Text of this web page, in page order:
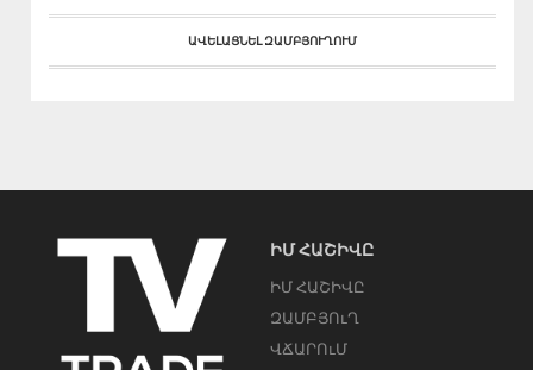
ԱՎԵԼԱՑՆԵԼ ԶԱՄԲՅՈՒՂՈՒՄ
ԻՄ ՀԱՇԻՎԸ
ԻՄ ՀԱՇԻՎԸ
ԶԱՄԲՅՈւՂ
ՎՃԱՐՈւՄ